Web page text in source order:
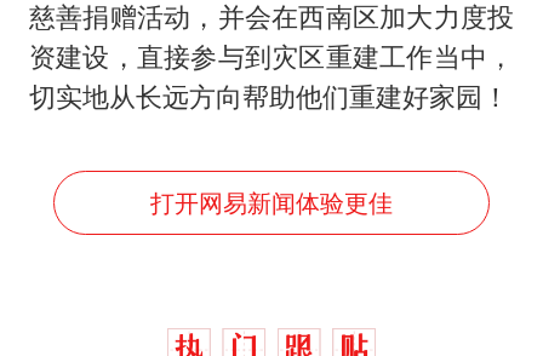
慈善捐赠活动，并会在西南区加大力度投
资建设，直接参与到灾区重建工作当中，
切实地从长远方向帮助他们重建好家园！
打开网易新闻体验更佳